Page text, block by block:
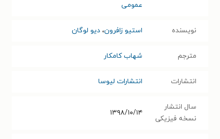
عمومی
نویسنده استیو زافرون، دیو لوگان
مترجم شهاب کامکار
انتشارات انتشارات لیوسا
سال انتشار
نسخه فیزیکی
۱۳۹۸/۱۰/۱۴